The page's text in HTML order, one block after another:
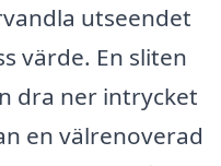
utseendet
värde. En sliten
dra ner intrycket
en välrenoverad